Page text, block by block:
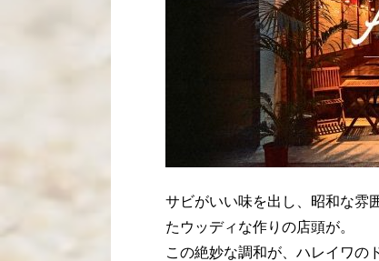
サビがいい味を出し、昭和な雰
たウッディな作りの店頭が。
この絶妙な調和が、ハレイワの